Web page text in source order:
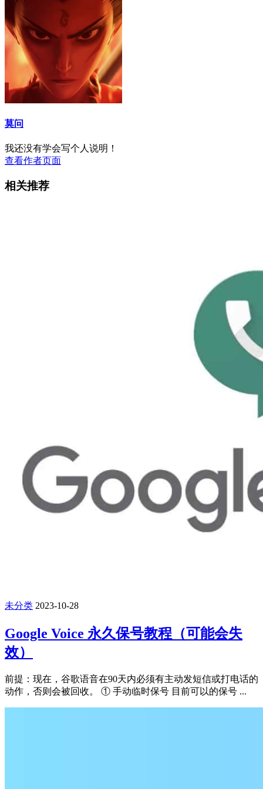
莫问
我还没有学会写个人说明！
查看作者页面
相关推荐
未分类 2023-10-28
Google Voice 永久保号教程（可能会失
效）
前提：现在，谷歌语音在90天内必须有主动发短信或打电话的
动作，否则会被回收。 ① 手动临时保号 目前可以的保号 ...